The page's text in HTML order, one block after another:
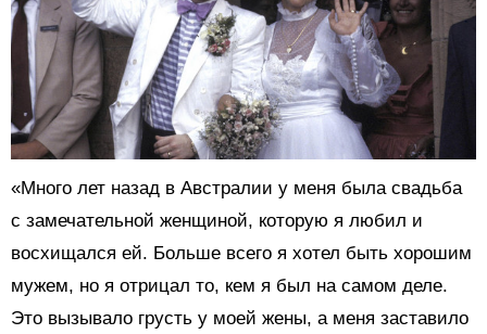
«Много лет назад в Австралии у меня была свадьба
с замечательной женщиной, которую я любил и
восхищался ей. Больше всего я хотел быть хорошим
мужем, но я отрицал то, кем я был на самом деле.
Это вызывало грусть у моей жены, а меня заставило